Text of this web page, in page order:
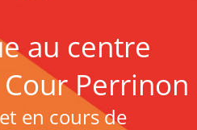
au centre
Perrinon
en cours de